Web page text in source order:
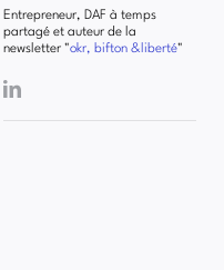
Entrepreneur, DAF à temps
partagé et auteur de la
newsletter "okr, bifton &liberté"